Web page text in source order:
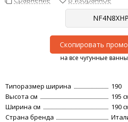
Скопировать
на все чугунные
Типоразмер ширина
190
Высота см
195
Ширина см
190
Страна бренда